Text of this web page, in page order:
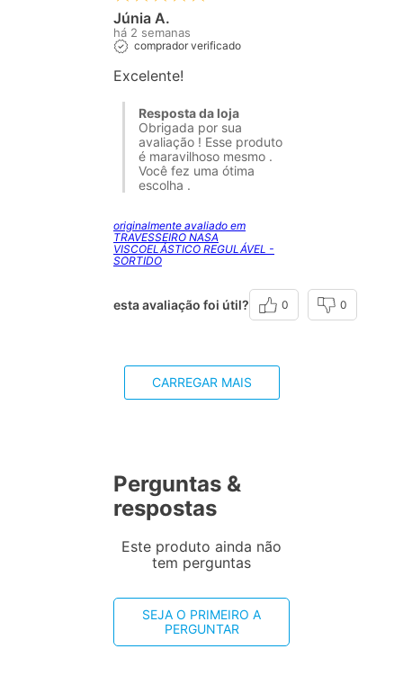
Júnia A.
há 2 semanas
comprador verificado
Excelente!
Resposta da loja
Obrigada por sua
avaliação ! Esse produto
é maravilhoso mesmo .
Você fez uma ótima
escolha .
originalmente avaliado em
TRAVESSEIRO NASA
VISCOELÁSTICO REGULÁVEL -
SORTIDO
esta avaliação foi útil? 0 0
CARREGAR MAIS
Perguntas &
respostas
Este produto ainda não
tem perguntas
SEJA O PRIMEIRO A
PERGUNTAR